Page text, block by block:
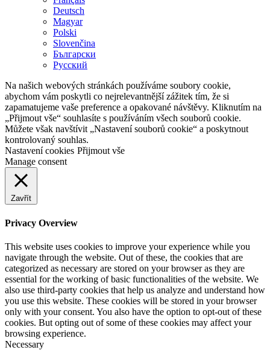
Deutsch
Magyar
Polski
Slovenčina
Български
Русский
Na našich webových stránkách používáme soubory cookie,
abychom vám poskytli co nejrelevantnější zážitek tím, že si
zapamatujeme vaše preference a opakované návštěvy. Kliknutím na
„Přijmout vše“ souhlasíte s používáním všech souborů cookie.
Můžete však navštívit „Nastavení souborů cookie“ a poskytnout
kontrolovaný souhlas.
Nastavení cookies Přijmout vše
Manage consent
Zavřít
Privacy Overview
This website uses cookies to improve your experience while you
navigate through the website. Out of these, the cookies that are
categorized as necessary are stored on your browser as they are
essential for the working of basic functionalities of the website. We
also use third-party cookies that help us analyze and understand how
you use this website. These cookies will be stored in your browser
only with your consent. You also have the option to opt-out of these
cookies. But opting out of some of these cookies may affect your
browsing experience.
Necessary